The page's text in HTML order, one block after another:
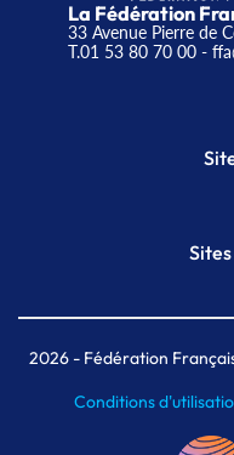
La Fédération
33 Avenue Pierre de
T.01 53 80 70 00-
2026- Fédération
Conditions